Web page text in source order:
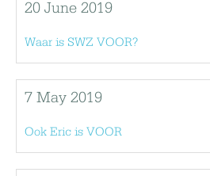
20 June 2019
Waar is SWZ VOOR?
7 May 2019
Ook Eric is VOOR